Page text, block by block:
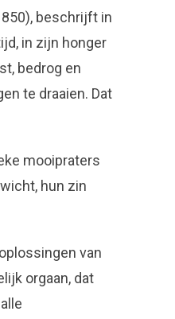
beschrijft in
in zijn honger
bedrog en
te draaien. Dat
mooipraters
hun zin
van
orgaan, dat